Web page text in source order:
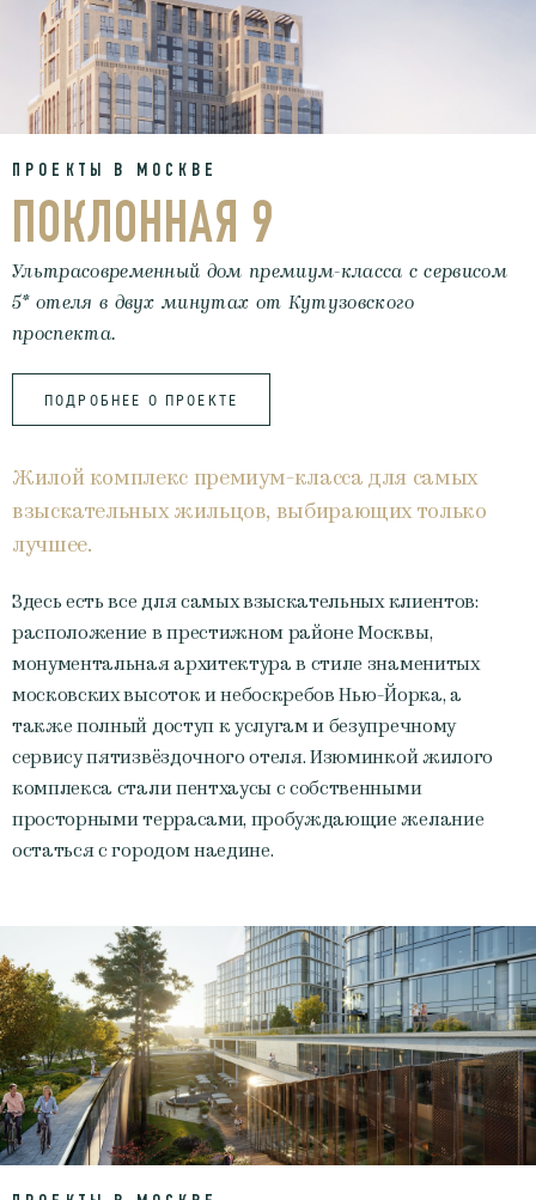
ПРОЕКТЫ В МОСКВЕ
ПОКЛОННАЯ 9
Ультрасовременный дом премиум-класса с сервисом
5* отеля в двух минутах от Кутузовского
проспекта.
ПОДРОБНЕЕ О ПРОЕКТЕ
Жилой комплекс премиум-класса для самых
взыскательных жильцов, выбирающих только
лучшее.
Здесь есть все для самых взыскательных клиентов:
расположение в престижном районе Москвы,
монументальная архитектура в стиле знаменитых
московских высоток и небоскребов Нью-Йорка, а
также полный доступ к услугам и безупречному
сервису пятизвёздочного отеля. Изюминкой жилого
комплекса стали пентхаусы с собственными
просторными террасами, пробуждающие желание
остаться с городом наедине.